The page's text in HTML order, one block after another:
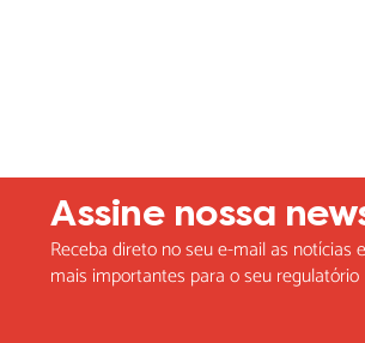
Assine nossa
Receba direto no seu e-mail as notícias
mais importantes para o seu regulatório